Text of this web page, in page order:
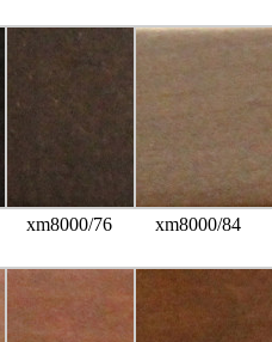
xm8000/76 xm8000/84